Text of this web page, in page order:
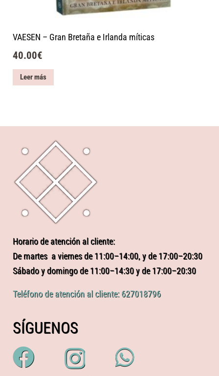
VAESEN – Gran Bretaña e Irlanda míticas
40.00€
Leer más
Horario de atención al cliente:
De martes a viernes de 11:00–14:00, y de 17:00–20:30
Sábado y domingo de 11:00–14:30 y de 17:00–20:30
Teléfono de atención al cliente: 627018796
SÍGUENOS